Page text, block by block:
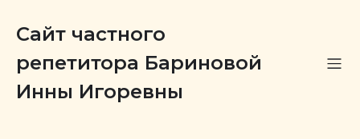
Сайт частного
репетитора Бариновой
Инны Игоревны